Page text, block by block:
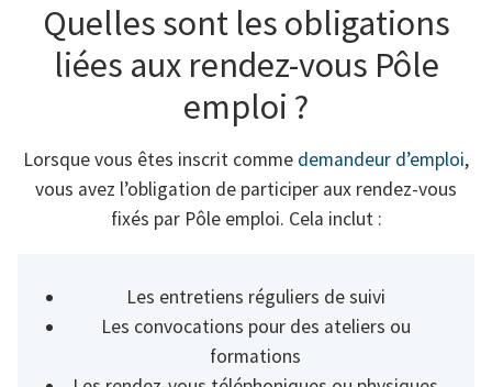
Quelles sont les obligations
liées aux rendez-vous Pôle
emploi ?
Lorsque vous êtes inscrit comme demandeur d’emploi,
vous avez l’obligation de participer aux rendez-vous
fixés par Pôle emploi. Cela inclut :
Les entretiens réguliers de suivi
Les convocations pour des ateliers ou
formations